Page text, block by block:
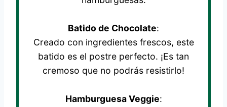
Batido de Chocolate:
Creado con ingredientes frescos, este
batido es el postre perfecto. ¡Es tan
cremoso que no podrás resistirlo!
Hamburguesa Veggie: